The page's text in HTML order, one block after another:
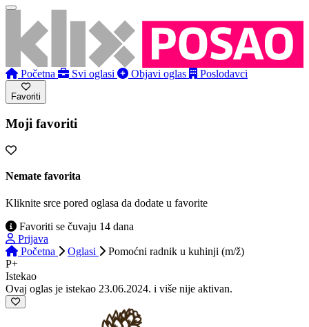
Početna Svi oglasi Objavi oglas Poslodavci
Favoriti
Moji favoriti
Nemate favorita
Kliknite srce pored oglasa da dodate u favorite
Favoriti se čuvaju 14 dana
Prijava
Početna
Oglasi
Pomoćni radnik u kuhinji (m/ž)
P+
Istekao
Ovaj oglas je istekao 23.06.2024. i više nije aktivan.